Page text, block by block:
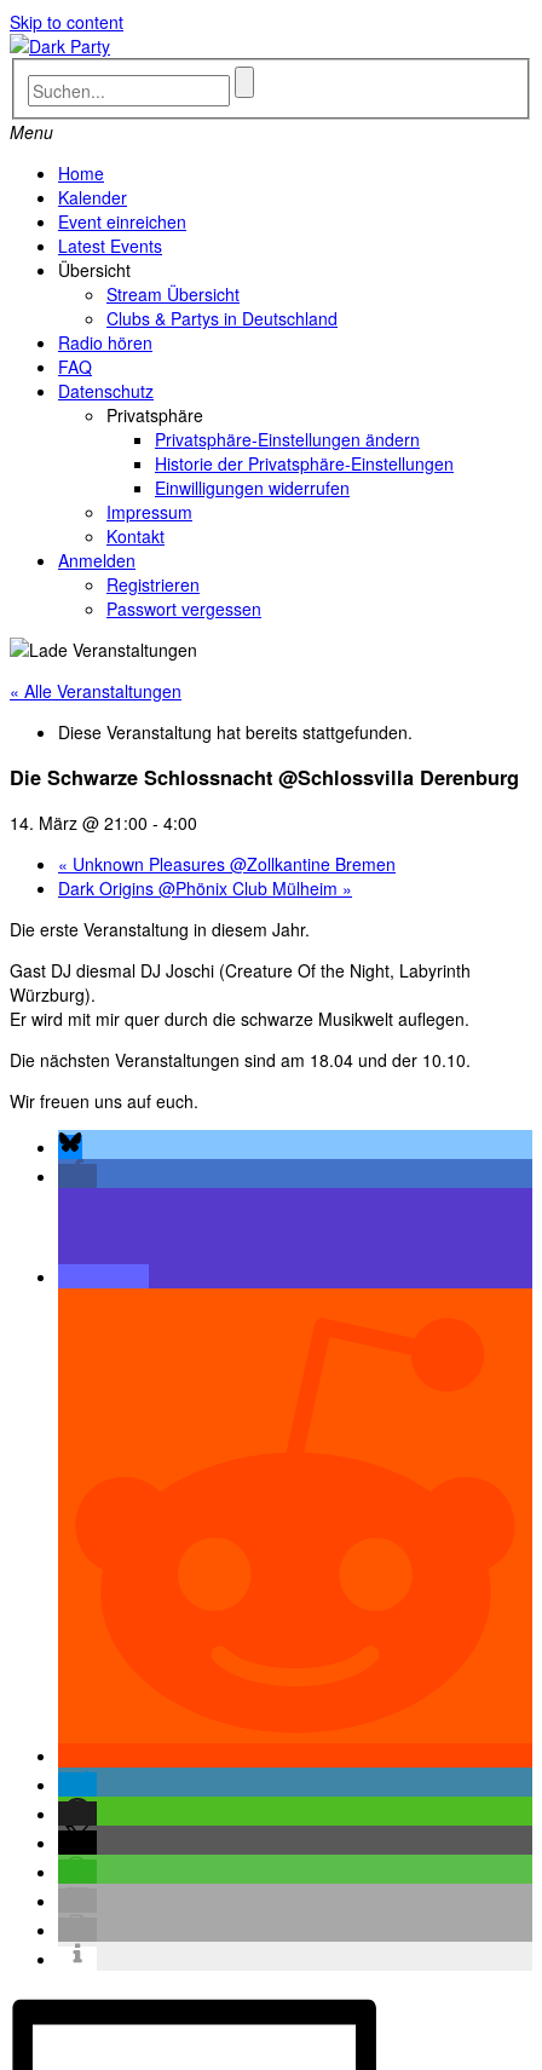
Skip to content
Menu
Home
Kalender
Event einreichen
Latest Events
Übersicht
Stream Übersicht
Clubs & Partys in Deutschland
Radio hören
FAQ
Datenschutz
Privatsphäre
Privatsphäre-Einstellungen ändern
Historie der Privatsphäre-Einstellungen
Einwilligungen widerrufen
Impressum
Kontakt
Anmelden
Registrieren
Passwort vergessen
« Alle Veranstaltungen
Diese Veranstaltung hat bereits stattgefunden.
Die Schwarze Schlossnacht @Schlossvilla Derenburg
14. März @ 21:00 - 4:00
« Unknown Pleasures @Zollkantine Bremen
Dark Origins @Phönix Club Mülheim »
Die erste Veranstaltung in diesem Jahr.
Gast DJ diesmal DJ Joschi (Creature Of the Night, Labyrinth
Würzburg).
Er wird mit mir quer durch die schwarze Musikwelt auflegen.
Die nächsten Veranstaltungen sind am 18.04 und der 10.10.
Wir freuen uns auf euch.